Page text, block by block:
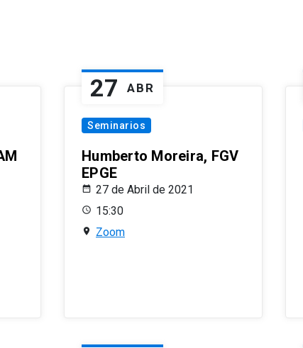
27 ABR
Seminarios
Humberto Moreira, FGV
EPGE
27 de Abril de 2021
15:30
Zoom